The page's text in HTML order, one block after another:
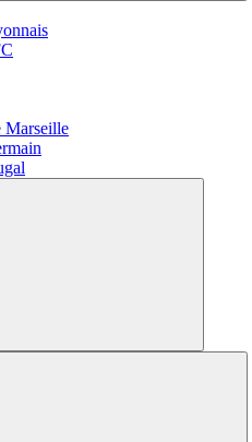
Marseille